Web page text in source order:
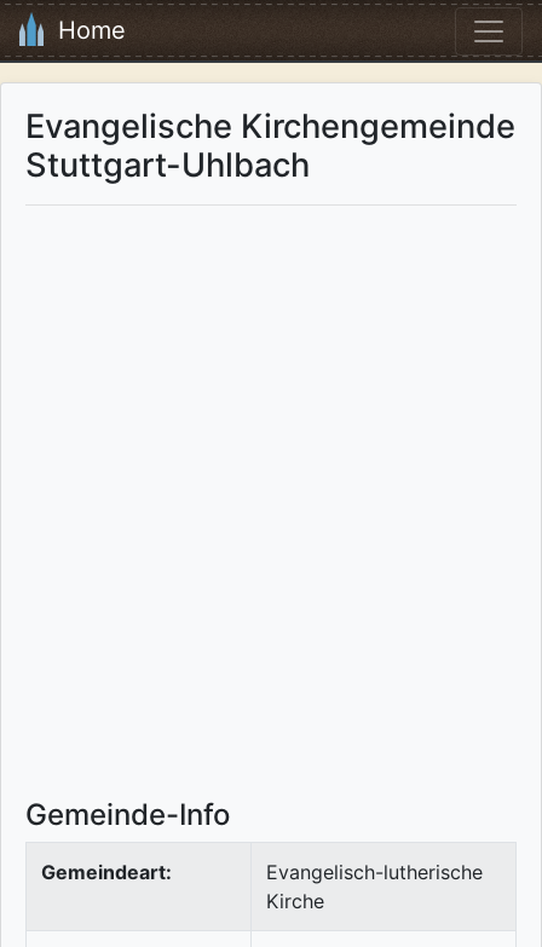
Home
Evangelische Kirchengemeinde
Stuttgart-Uhlbach
Gemeinde-Info
Gemeindeart:
Evangelisch-lutherische
Kirche